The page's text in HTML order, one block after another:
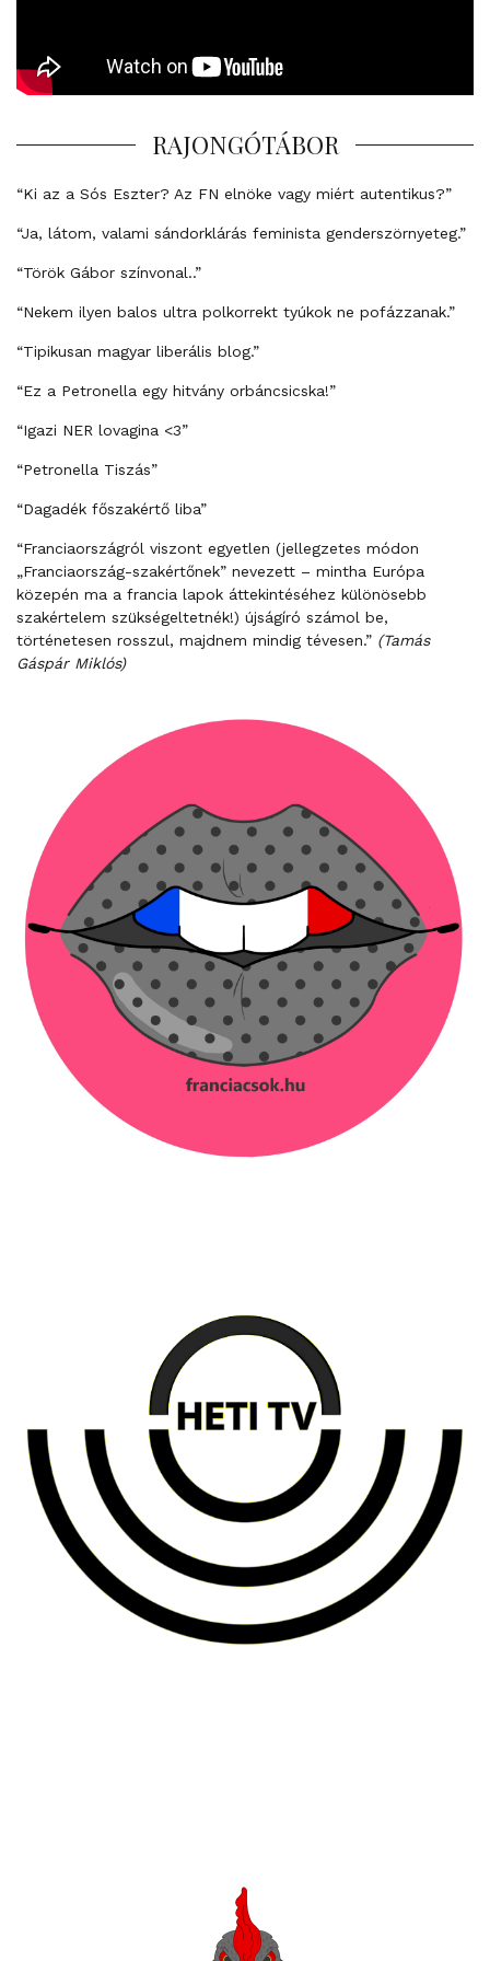
RAJONGÓTÁBOR
“Ki az a Sós Eszter? Az FN elnöke vagy miért autentikus?”
“Ja, látom, valami sándorklárás feminista genderszörnyeteg.”
“Török Gábor színvonal..”
“Nekem ilyen balos ultra polkorrekt tyúkok ne pofázzanak.”
“Tipikusan magyar liberális blog.”
“Ez a Petronella egy hitvány orbáncsicska!”
“Igazi NER lovagina <3”
“Petronella Tiszás”
“Dagadék főszakértő liba”
“Franciaországról viszont egyetlen (jellegzetes módon
„Franciaország-szakértőnek” nevezett – mintha Európa
közepén ma a francia lapok áttekintéséhez különösebb
szakértelem szükségeltetnék!) újságíró számol be,
történetesen rosszul, majdnem mindig tévesen.” (Tamás
Gáspár Miklós)